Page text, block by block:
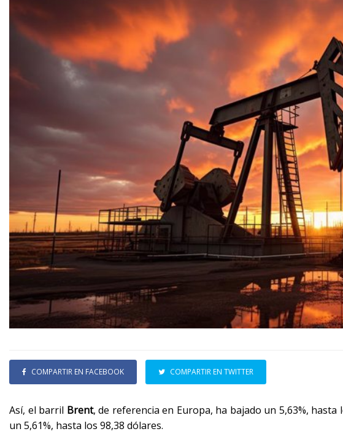
COMPARTIR EN FACEBOOK COMPARTIR EN TWITTER
Así, el barril Brent, de referencia en Europa, ha bajado un 5,63%, hasta
un 5,61%, hasta los 98,38 dólares.